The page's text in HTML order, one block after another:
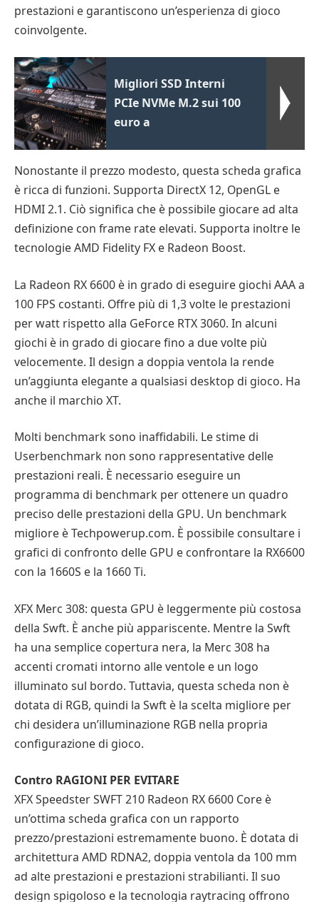
prestazioni e garantiscono un’esperienza di gioco
coinvolgente.
Migliori SSD Interni
PCIe NVMe M.2 sui 100
euro a
Nonostante il prezzo modesto, questa scheda grafica
è ricca di funzioni. Supporta DirectX 12, OpenGL e
HDMI 2.1. Ciò significa che è possibile giocare ad alta
definizione con frame rate elevati. Supporta inoltre le
tecnologie AMD Fidelity FX e Radeon Boost.
La Radeon RX 6600 è in grado di eseguire giochi AAA a
100 FPS costanti. Offre più di 1,3 volte le prestazioni
per watt rispetto alla GeForce RTX 3060. In alcuni
giochi è in grado di giocare fino a due volte più
velocemente. Il design a doppia ventola la rende
un’aggiunta elegante a qualsiasi desktop di gioco. Ha
anche il marchio XT.
Molti benchmark sono inaffidabili. Le stime di
Userbenchmark non sono rappresentative delle
prestazioni reali. È necessario eseguire un
programma di benchmark per ottenere un quadro
preciso delle prestazioni della GPU. Un benchmark
migliore è Techpowerup.com. È possibile consultare i
grafici di confronto delle GPU e confrontare la RX6600
con la 1660S e la 1660 Ti.
XFX Merc 308: questa GPU è leggermente più costosa
della Swft. È anche più appariscente. Mentre la Swft
ha una semplice copertura nera, la Merc 308 ha
accenti cromati intorno alle ventole e un logo
illuminato sul bordo. Tuttavia, questa scheda non è
dotata di RGB, quindi la Swft è la scelta migliore per
chi desidera un’illuminazione RGB nella propria
configurazione di gioco.
Contro RAGIONI PER EVITARE
XFX Speedster SWFT 210 Radeon RX 6600 Core è
un’ottima scheda grafica con un rapporto
prezzo/prestazioni estremamente buono. È dotata di
architettura AMD RDNA2, doppia ventola da 100 mm
ad alte prestazioni e prestazioni strabilianti. Il suo
design spigoloso e la tecnologia raytracing offrono